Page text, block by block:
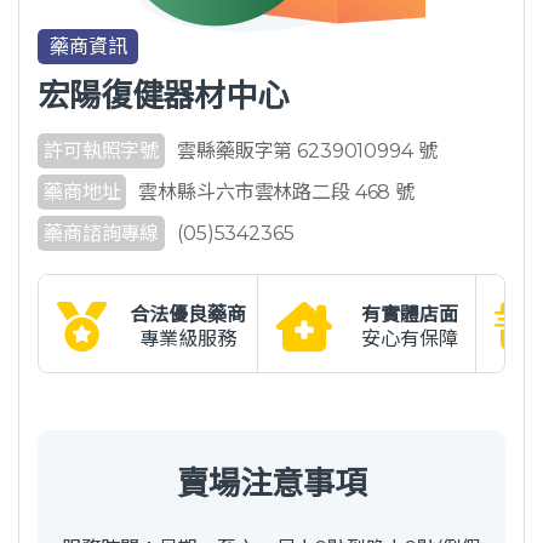
藥商資訊
宏陽復健器材中心
許可執照字號
雲縣藥販字第 6239010994 號
藥商地址
雲林縣斗六市雲林路二段 468 號
藥商諮詢專線
(05)5342365
合法優良藥商
專業級服務
有實體店面
安心有保障
賣場注意事項